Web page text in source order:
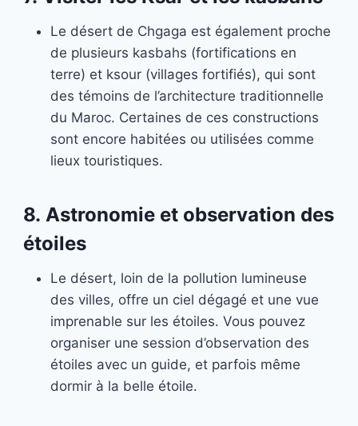
Le désert de Chgaga est également proche
de plusieurs kasbahs (fortifications en
terre) et ksour (villages fortifiés), qui sont
des témoins de l’architecture traditionnelle
du Maroc. Certaines de ces constructions
sont encore habitées ou utilisées comme
lieux touristiques.
8. Astronomie et observation des
étoiles
Le désert, loin de la pollution lumineuse
des villes, offre un ciel dégagé et une vue
imprenable sur les étoiles. Vous pouvez
organiser une session d’observation des
étoiles avec un guide, et parfois même
dormir à la belle étoile.